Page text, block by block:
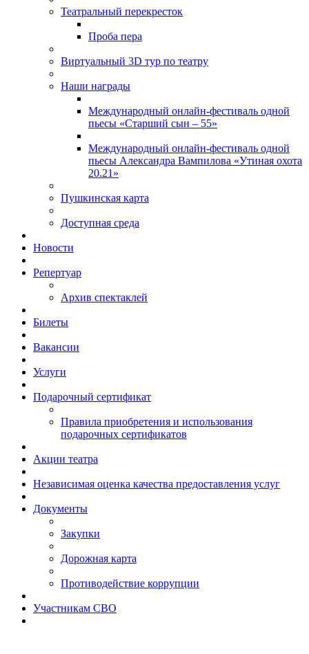
Театральный перекресток
Проба пера
Виртуальный 3D тур по театру
Наши награды
Международный онлайн-фестиваль одной
пьесы «Старший сын – 55»
Международный онлайн-фестиваль одной
пьесы Александра Вампилова «Утиная охота
20.21»
Пушкинская карта
Доступная среда
Новости
Репертуар
Архив спектаклей
Билеты
Вакансии
Услуги
Подарочный сертификат
Правила приобретения и использования
подарочных сертификатов
Акции театра
Независимая оценка качества предоставления услуг
Документы
Закупки
Дорожная карта
Противодействие коррупции
Участникам СВО